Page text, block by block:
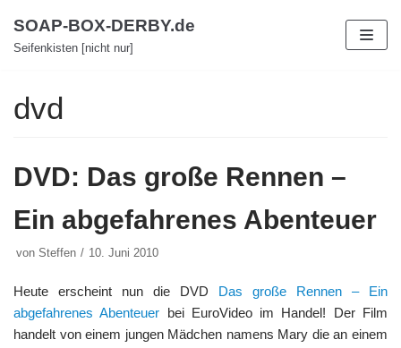
Zum
Inhalt
SOAP-BOX-DERBY.de
Seifenkisten [nicht nur]
dvd
DVD: Das große Rennen –
Ein abgefahrenes Abenteuer
von Steffen 10. Juni 2010
Heute erscheint nun die DVD Das große Rennen – Ein
abgefahrenes Abenteuer bei EuroVideo im Handel! Der Film
handelt von einem jungen Mädchen namens Mary die an einem